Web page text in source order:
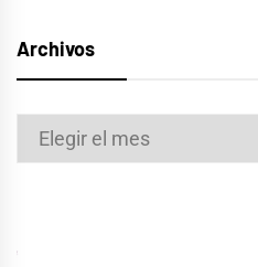
Archivos
Archivos